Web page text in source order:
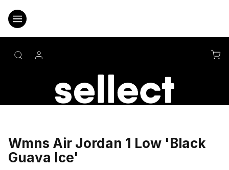
obsah
Wmns Air Jordan 1 Low 'Black
Guava Ice'